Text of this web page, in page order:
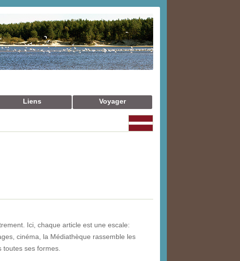
Liens Voyager
Ici, chaque article est une escale:
cinéma, la Médiathèque rassemble les
toutes ses formes.